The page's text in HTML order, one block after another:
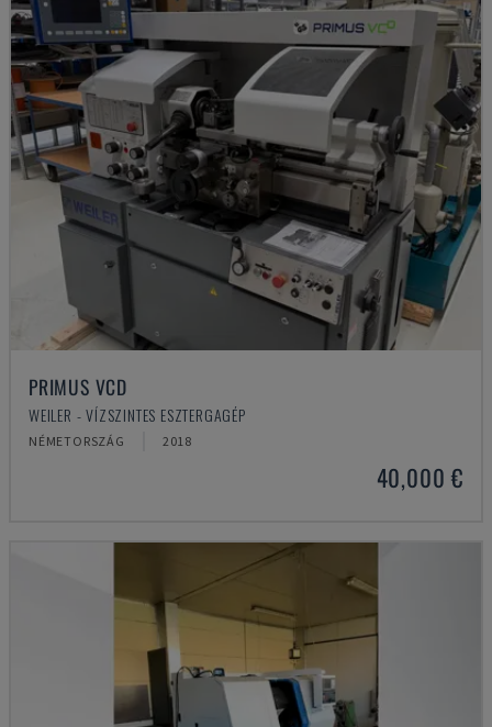
PRIMUS VCD
WEILER - VÍZSZINTES ESZTERGAGÉP
NÉMETORSZÁG 2018
40,000 €